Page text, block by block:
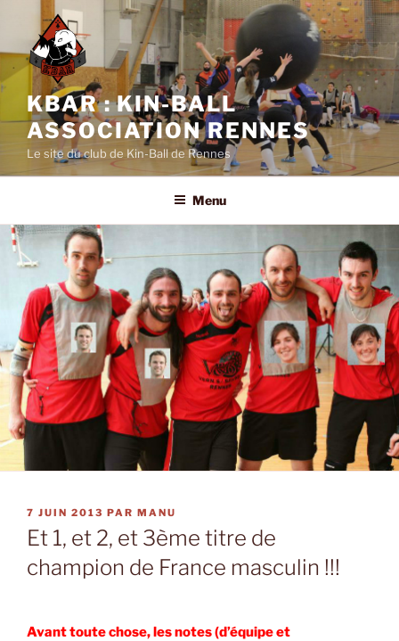
contenu
principal
KBAR : KIN-BALL
ASSOCIATION RENNES
Le site du club de Kin-Ball de Rennes
Menu
PUBLIÉ
LE
7 JUIN 2013 PAR MANU
Et 1, et 2, et 3ème titre de
champion de France masculin !!!
Avant toute chose, les notes (d’équipe et